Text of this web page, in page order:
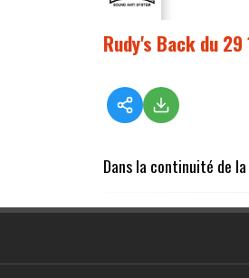
Rudy's Back du 29
Dans la continuité de la